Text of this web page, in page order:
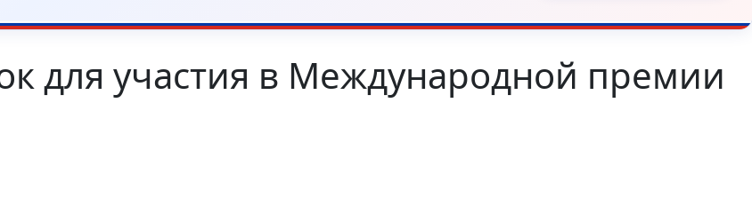
для участия в Международной премии